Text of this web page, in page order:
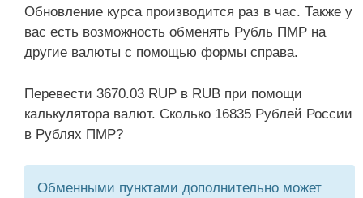
Обновление курса производится раз в час. Также у
вас есть возможность обменять Рубль ПМР на
другие валюты с помощью формы справа.
Перевести 3670.03 RUP в RUB при помощи
калькулятора валют. Сколько 16835 Рублей России
в Рублях ПМР?
Обменными пунктами дополнительно может